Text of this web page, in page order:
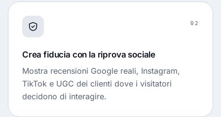
02
Crea fiducia con la riprova sociale
Mostra recensioni Google reali, Instagram,
TikTok e UGC dei clienti dove i visitatori
decidono di interagire.